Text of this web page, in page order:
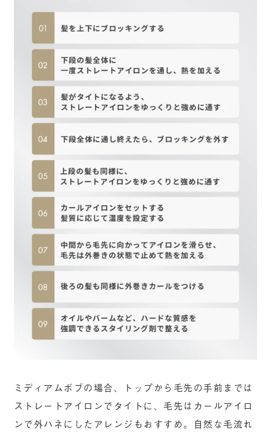
ミディアムボブの場合、トップから毛先の手前までは
ストレートアイロンでタイトに、毛先はカールアイロ
ンで外ハネにしたアレンジもおすすめ。自然な毛流れ